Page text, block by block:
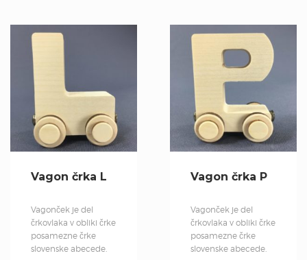
Vagon črka L
Vagonček je del
črkovlaka v obliki črke
posamezne črke
slovenske abecede.
Vagon črka P
Vagonček je del
črkovlaka v obliki črke
posamezne črke
slovenske abecede.